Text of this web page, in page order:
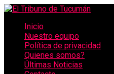
Inicio
Nuestro equipo
Política de privacidad
Quienes somos?
Últimas Noticias